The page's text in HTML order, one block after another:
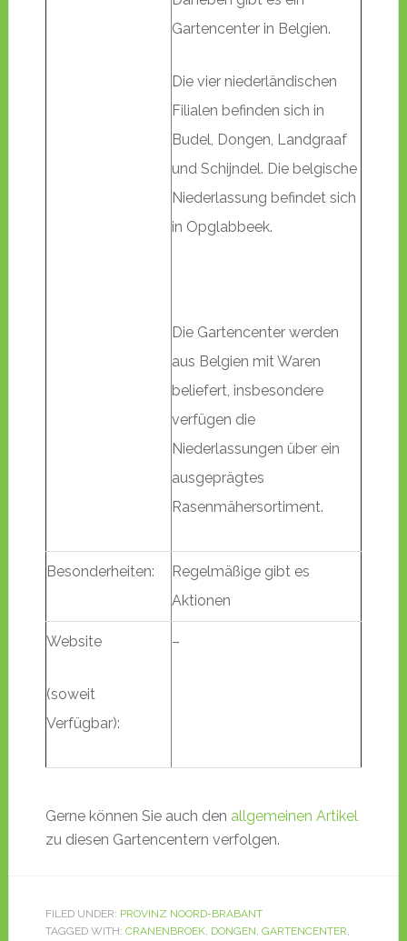
Gartencenter in Belgien.
Die vier niederländischen
Filialen befinden sich in
Budel, Dongen, Landgraaf
und Schijndel. Die belgische
Niederlassung befindet sich
in Opglabbeek.
Die Gartencenter werden
aus Belgien mit Waren
beliefert, insbesondere
verfügen die
Niederlassungen über ein
ausgeprägtes
Rasenmähersortiment.
Besonderheiten:
Regelmäßige gibt es
Aktionen
Website
(soweit
Verfügbar):
–
Gerne können Sie auch den allgemeinen Artikel
zu diesen Gartencentern verfolgen.
FILED UNDER: PROVINZ NOORD-BRABANT
TAGGED WITH: CRANENBROEK, DONGEN, GARTENCENTER,